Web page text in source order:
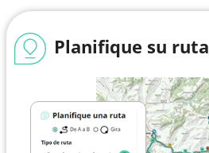
Planifique su ruta